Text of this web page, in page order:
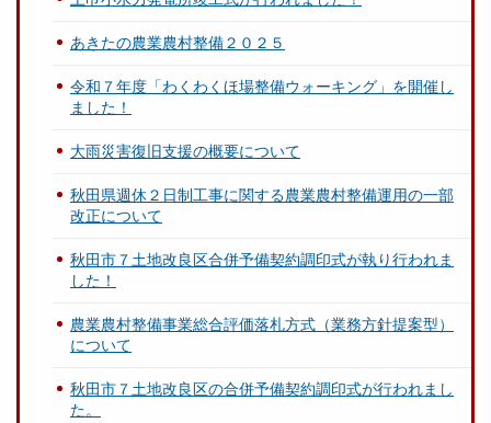
あきたの農業農村整備２０２５
令和７年度「わくわくほ場整備ウォーキング」を開催し
ました！
大雨災害復旧支援の概要について
秋田県週休２日制工事に関する農業農村整備運用の一部
改正について
秋田市７土地改良区合併予備契約調印式が執り行われま
した！
農業農村整備事業総合評価落札方式（業務方針提案型）
について
秋田市７土地改良区の合併予備契約調印式が行われまし
た。